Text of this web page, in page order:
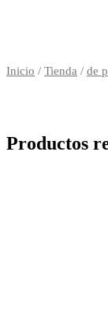
Inicio / Tienda / de
Productos